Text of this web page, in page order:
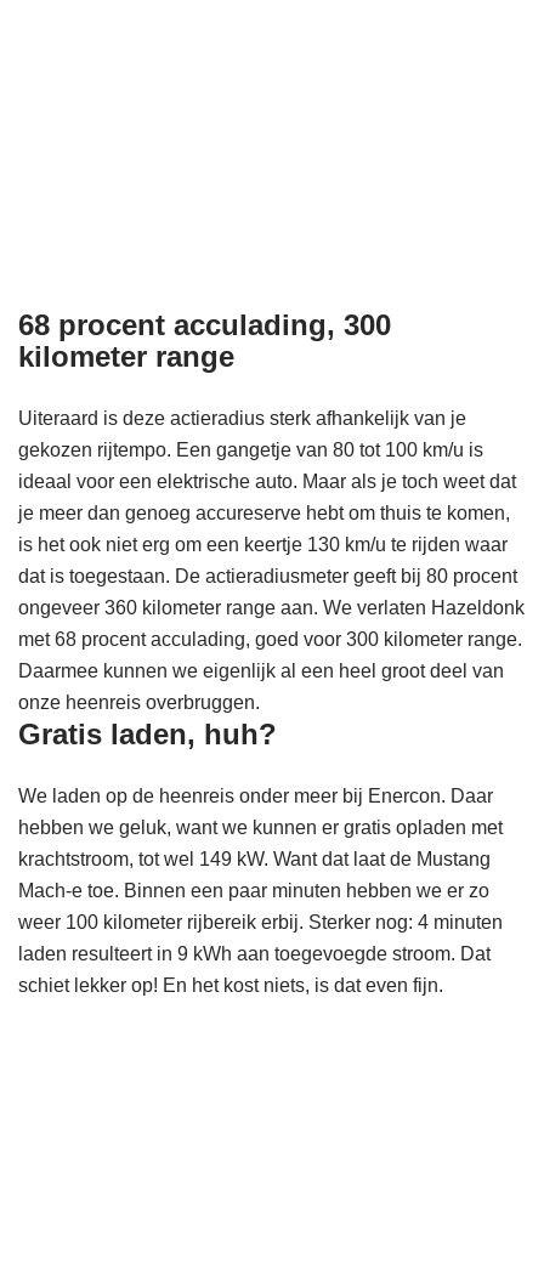
68 procent acculading, 300
kilometer range
Uiteraard is deze actieradius sterk afhankelijk van je
gekozen rijtempo. Een gangetje van 80 tot 100 km/u is
ideaal voor een elektrische auto. Maar als je toch weet dat
je meer dan genoeg accureserve hebt om thuis te komen,
is het ook niet erg om een keertje 130 km/u te rijden waar
dat is toegestaan. De actieradiusmeter geeft bij 80 procent
ongeveer 360 kilometer range aan. We verlaten Hazeldonk
met 68 procent acculading, goed voor 300 kilometer range.
Daarmee kunnen we eigenlijk al een heel groot deel van
onze heenreis overbruggen.
Gratis laden, huh?
We laden op de heenreis onder meer bij Enercon. Daar
hebben we geluk, want we kunnen er gratis opladen met
krachtstroom, tot wel 149 kW. Want dat laat de Mustang
Mach-e toe. Binnen een paar minuten hebben we er zo
weer 100 kilometer rijbereik erbij. Sterker nog: 4 minuten
laden resulteert in 9 kWh aan toegevoegde stroom. Dat
schiet lekker op! En het kost niets, is dat even fijn.